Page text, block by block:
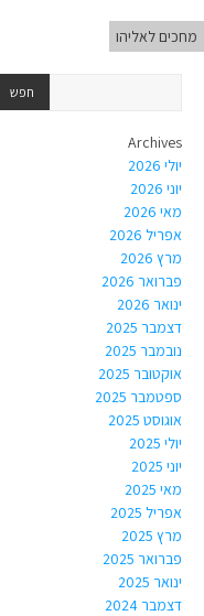
מחכים לאליהו
Archives
יולי 2026
יוני 2026
מאי 2026
אפריל 2026
מרץ 2026
פברואר 2026
ינואר 2026
דצמבר 2025
נובמבר 2025
אוקטובר 2025
ספטמבר 2025
אוגוסט 2025
יולי 2025
יוני 2025
מאי 2025
אפריל 2025
מרץ 2025
פברואר 2025
ינואר 2025
דצמבר 2024